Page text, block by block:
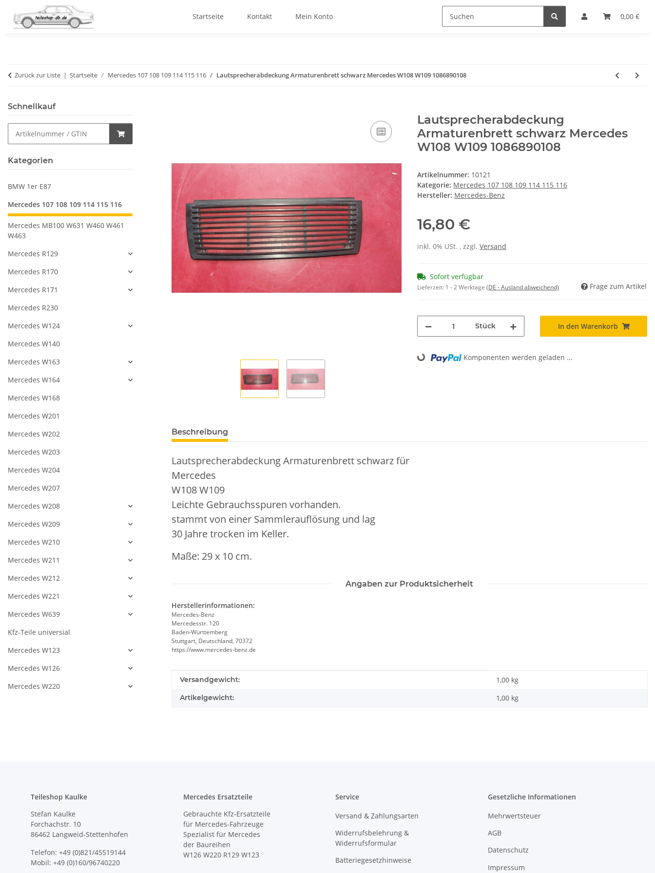
0,00 €
Startseite Kontakt Mein Konto
Zurück zur Liste Startseite Mercedes 107 108 109 114 115 116 Lautsprecherabdeckung Armaturenbrett schwarz Mercedes W108 W109 1086890108
Lautsprecherabdeckung
Armaturenbrett schwarz Mercedes
W108 W109 1086890108
Artikelnummer: 10121
Kategorie: Mercedes 107 108 109 114 115 116
Hersteller: Mercedes-Benz
16,80 €
inkl. 0% USt. , zzgl. Versand
Sofort verfügbar
Lieferzeit: 1 - 2 Werktage (DE - Ausland abweichend) Frage zum Artikel
Stück In den Warenkorb
Loading... Komponenten werden geladen ...
Beschreibung
Lautsprecherabdeckung Armaturenbrett schwarz für
Mercedes
W108 W109
Leichte Gebrauchsspuren vorhanden.
stammt von einer Sammlerauflösung und lag
30 Jahre trocken im Keller.
Maße: 29 x 10 cm.
Angaben zur Produktsicherheit
Herstellerinformationen:
Mercedes-Benz
Mercedesstr. 120
Baden-Württemberg
Stuttgart, Deutschland, 70372
https://www.mercedes-benz.de
Produkteigenschaft
Wert
Versandgewicht: 1,00 kg
Artikelgewicht: 1,00 kg
Schnellkauf
Kategorien
BMW 1er E87
Mercedes 107 108 109 114 115 116
Mercedes MB100 W631 W460 W461
W463
Mercedes R129
Mercedes R170
Mercedes R171
Mercedes R230
Mercedes W124
Mercedes W140
Mercedes W163
Mercedes W164
Mercedes W168
Mercedes W201
Mercedes W202
Mercedes W203
Mercedes W204
Mercedes W207
Mercedes W208
Mercedes W209
Mercedes W210
Mercedes W211
Mercedes W212
Mercedes W221
Mercedes W639
Kfz-Teile universial
Mercedes W123
Mercedes W126
Mercedes W220
Teileshop Kaulke
Stefan Kaulke
Forchachstr. 10
86462 Langweid-Stettenhofen
Telefon: +49 (0)821/45519144
Mobil: +49 (0)160/96740220
Mercedes Ersatzteile
Gebrauchte Kfz-Ersatzteile
für Mercedes-Fahrzeuge
Spezialist für Mercedes
der Baureihen
W126 W220 R129 W123
Service
Versand & Zahlungsarten
Widerrufsbelehrung &
Widerrufsformular
Batteriegesetzhinweise
Gesetzliche Informationen
Mehrwertsteuer
AGB
Datenschutz
Impressum